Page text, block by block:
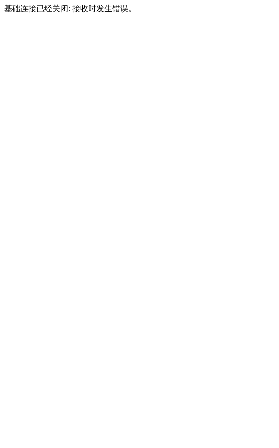
基础连接已经关闭: 接收时发生错误。